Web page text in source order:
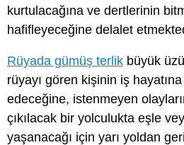
kurtulacağına ve dertlerinin
hafifleyeceğine delalet
Rüyada gümüş terlik büyük
rüyayı gören kişinin iş
edeceğine, istenmeyen
çıkılacak bir yolculukta eşle
yaşanacağı için yarı yoldan